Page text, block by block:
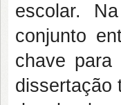
escolar.
conjunto
chave para
dissertação